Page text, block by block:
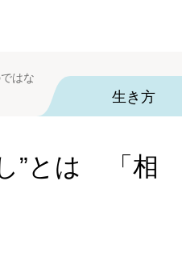
はな
生き方
”とは 「相